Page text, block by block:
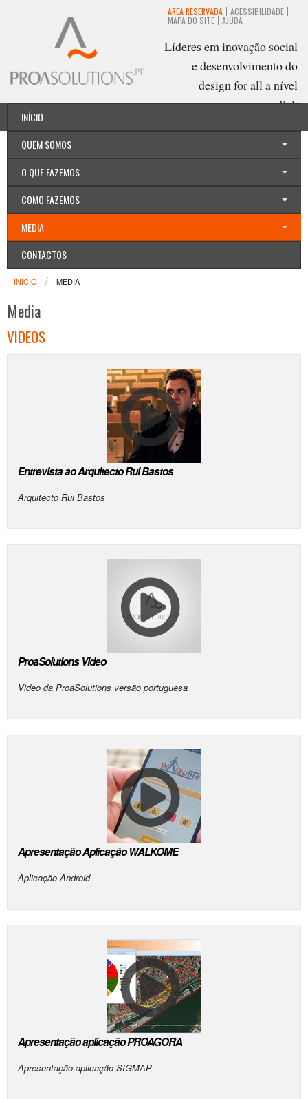
ÁREA RESERVADA ACESSIBILIDADE
MAPA DO SITE AJUDA
Líderes em inovação social
e desenvolvimento do
design for all a nível
mundial.
Português
INÍCIO
QUEM SOMOS
O QUE FAZEMOS
COMO FAZEMOS
MEDIA
CONTACTOS
INÍCIO MEDIA
Media
VIDEOS
Entrevista ao Arquitecto Rui Bastos
Arquitecto Rui Bastos
ProaSolutions Video
Video da ProaSolutions versão portuguesa
Apresentação Aplicação WALKOME
Aplicação Android
Apresentação aplicação PROAGORA
Apresentação aplicação SIGMAP